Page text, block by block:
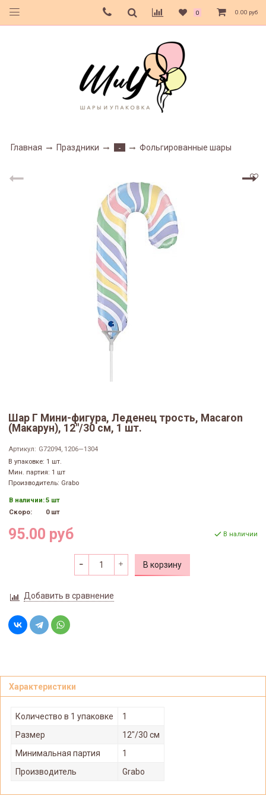
0 0.00 руб
Главная Праздники - Фольгированные шары
Шар Г Мини-фигура, Леденец трость, Macaron
(Макарун), 12"/30 см, 1 шт.
Артикул: G72094, 1206—1304
В упаковке: 1 шт.
Мин. партия: 1 шт
Производитель: Grabo
В наличии:5 шт
Скоро:
0 шт
95.00 руб В наличии
В корзину
Добавить в сравнение
Характеристики
Количество в 1 упаковке
1
Размер
12"/30 см
Минимальная партия
1
Производитель
Grabo